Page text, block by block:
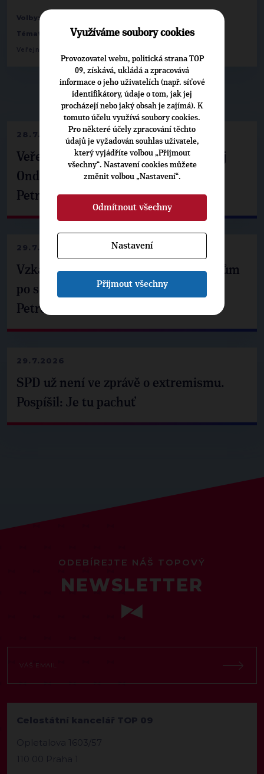
▶NEPŘEHLÉDNĚTE◀
28.7.2026
Veřejné finance, euro i školství. Matěj
Ondřej Havel jednal s prezidentem
Petrem Pavlem
29.7.2026
Vzkaz Matěje Ondřeje Havla příznivcům
po setkání s prezidentem republiky
Petrem Pavlem
29.7.2026
SPD už není ve zprávě o extremismu.
Pospíšil: Je tu pachuť
Volby:
Témata: Bezpečnost, kriminalita a korupce,
Veřejná správa a regionální rozvoj
ODEBÍREJTE NÁŠ TOPOVÝ
NEWSLETTER
Celostátní kancelář TOP 09
Opletalova 1603/57
110 00 Praha 1
Využíváme soubory cookies
Provozovatel webu, politická strana TOP
09, získává, ukládá a zpracovává
informace o jeho uživatelích (např. síťové
identifikátory, údaje o tom, jak jej
procházejí nebo jaký obsah je zajímá). K
tomuto účelu využívá soubory cookies.
Pro některé účely zpracování těchto
údajů je vyžadován souhlas uživatele,
který vyjádříte volbou „Přijmout
všechny“. Nastavení cookies můžete
změnit volbou „Nastavení“.
Odmítnout všechny
Nastavení
Přijmout všechny